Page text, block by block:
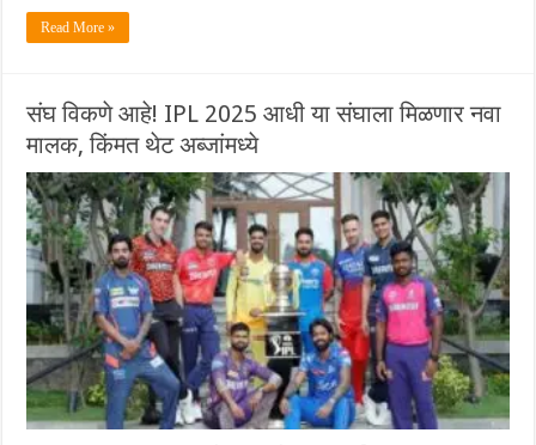
Read More »
संघ विकणे आहे! IPL 2025 आधी या संघाला मिळणार नवा
मालक, किंमत थेट अब्जांमध्ये